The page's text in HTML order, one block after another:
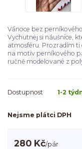
Vánoce bez
Vychutnej si náušnice,
atmosféru. Prozradím ti
na motiv perníkového
ručně modelované z
Dostupnost 1-2
Nejsme plátci DPH
280 Kč/pár